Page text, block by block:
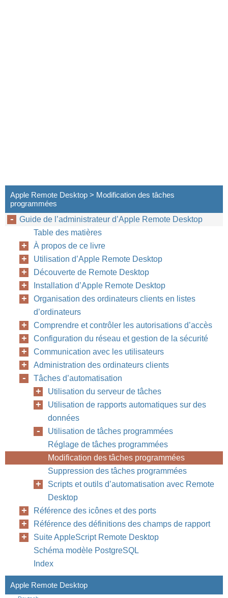
Apple Remote Desktop > Modification des tâches
programmées
Guide de l’administrateur d’Apple Remote Desktop
Table des matières
À propos de ce livre
Utilisation d’Apple Remote Desktop
Découverte de Remote Desktop
Installation d’Apple Remote Desktop
Organisation des ordinateurs clients en listes
d’ordinateurs
Comprendre et contrôler les autorisations d’accès
Configuration du réseau et gestion de la sécurité
Communication avec les utilisateurs
Administration des ordinateurs clients
Tâches d’automatisation
Utilisation du serveur de tâches
Utilisation de rapports automatiques sur des
données
Utilisation de tâches programmées
Réglage de tâches programmées
Modification des tâches programmées
Suppression des tâches programmées
Scripts et outils d’automatisation avec Remote
Desktop
Référence des icônes et des ports
Référence des définitions des champs de rapport
Suite AppleScript Remote Desktop
Schéma modèle PostgreSQL
Index
Apple Remote Desktop